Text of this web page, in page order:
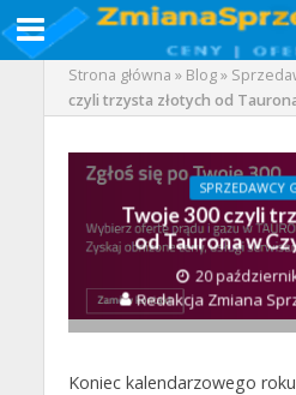
Strona główna » Blog»
czyli trzysta złotych od
SPRZEDAWCY
Twoje 300 czyli
od Taurona w
20
Redakcja Zmiana
Koniec kalendarzowego